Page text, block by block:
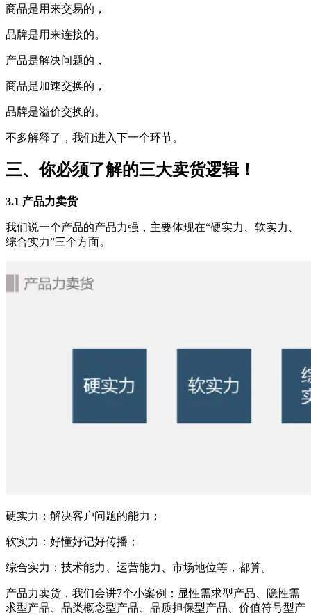
商品是用来交易的，
品牌是用来连接的。
产品是解决问题的，
商品是加速交换的，
品牌是溢价交换的。
不多解释了，我们进入下一个环节。
三、你必须了解的三大卖货逻辑！
3.1 产品力卖货
我们说一个产品的产品力强，主要体现在“硬实力、软实力、
综合实力”三个方面。
硬实力：解决客户问题的能力；
软实力：好懂好记好传播；
综合实力：技术能力、运营能力、市场地位等，都算。
产品力卖货，我们会讲7个小案例：显性需求型产品、隐性需
求型产品、品类概念型产品、品质担保型产品、价值符号型产